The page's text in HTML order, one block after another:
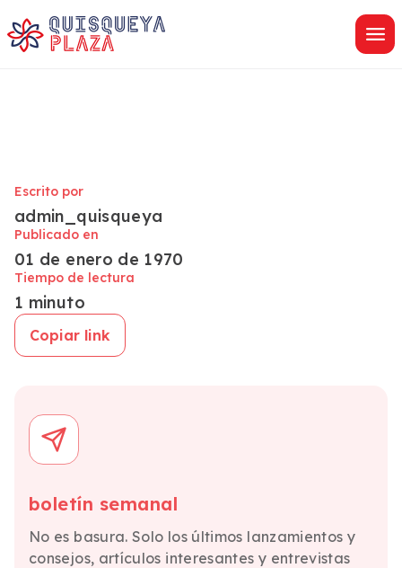
Escrito por
admin_quisqueya
Publicado en
01 de enero de 1970
Tiempo de lectura
1 minuto
Copiar link
boletín semanal
No es basura. Solo los últimos lanzamientos y
consejos, artículos interesantes y entrevistas